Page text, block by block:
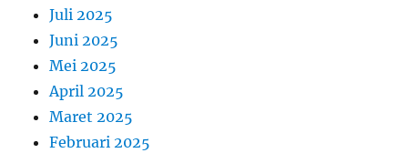
Juli 2025
Juni 2025
Mei 2025
April 2025
Maret 2025
Februari 2025